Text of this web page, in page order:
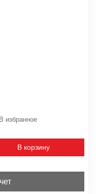
В избранное
В корзину